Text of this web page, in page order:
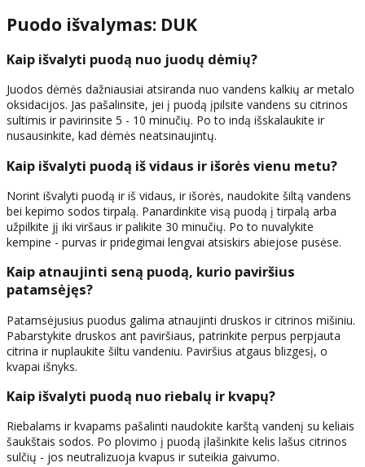
Puodo išvalymas: DUK
Kaip išvalyti puodą nuo juodų dėmių?
Juodos dėmės dažniausiai atsiranda nuo vandens kalkių ar metalo
oksidacijos. Jas pašalinsite, jei į puodą įpilsite vandens su citrinos
sultimis ir pavirinsite 5 - 10 minučių. Po to indą išskalaukite ir
nusausinkite, kad dėmės neatsinaujintų.
Kaip išvalyti puodą iš vidaus ir išorės vienu metu?
Norint išvalyti puodą ir iš vidaus, ir išorės, naudokite šiltą vandens
bei kepimo sodos tirpalą. Panardinkite visą puodą į tirpalą arba
užpilkite jį iki viršaus ir palikite 30 minučių. Po to nuvalykite
kempine - purvas ir pridegimai lengvai atsiskirs abiejose pusėse.
Kaip atnaujinti seną puodą, kurio paviršius
patamsėjęs?
Patamsėjusius puodus galima atnaujinti druskos ir citrinos mišiniu.
Pabarstykite druskos ant paviršiaus, patrinkite perpus perpjauta
citrina ir nuplaukite šiltu vandeniu. Paviršius atgaus blizgesį, o
kvapai išnyks.
Kaip išvalyti puodą nuo riebalų ir kvapų?
Riebalams ir kvapams pašalinti naudokite karštą vandenį su keliais
šaukštais sodos. Po plovimo į puodą įlašinkite kelis lašus citrinos
sulčių - jos neutralizuoja kvapus ir suteikia gaivumo.